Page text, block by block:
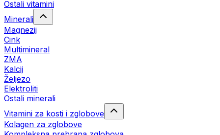
Ostali vitamini
Minerali
Magnezij
Cink
Multimineral
ZMA
Kalcij
Željezo
Elektroliti
Ostali minerali
Vitamini za kosti i zglobove
Kolagen za zglobove